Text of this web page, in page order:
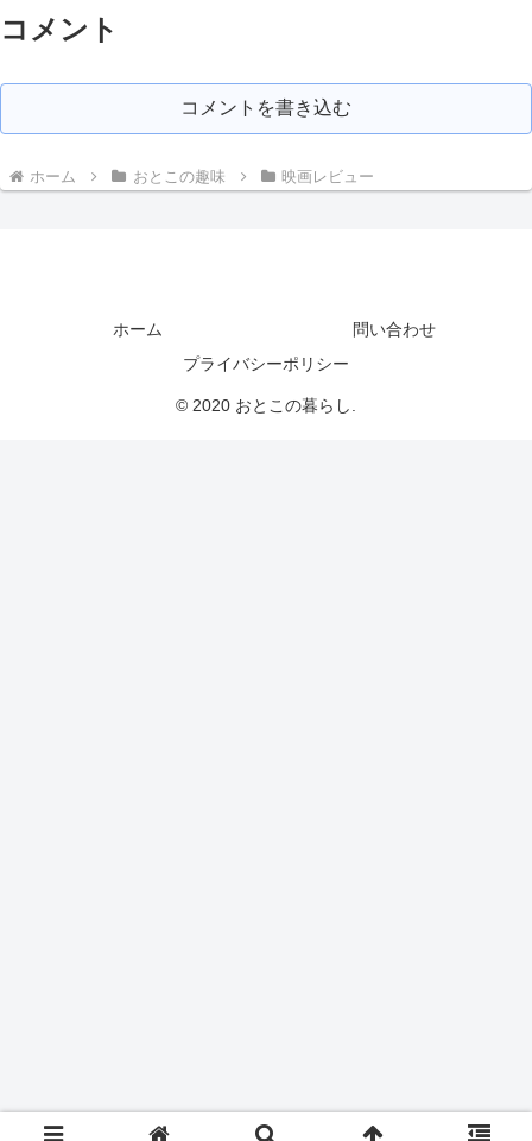
コメント
コメントを書き込む
ホーム おとこの趣味 映画レビュー
ホーム
問い合わせ
プライバシーポリシー
© 2020 おとこの暮らし.